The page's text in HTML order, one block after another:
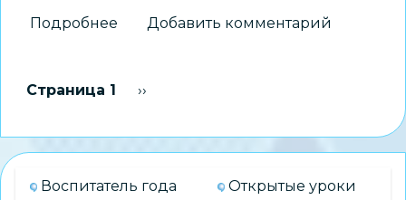
Подробнее
представили
на
форуме
Добавить комментарий
Нумерация
Страница 1 Следующая страница
››
Воспитатель года
Открытые уроки